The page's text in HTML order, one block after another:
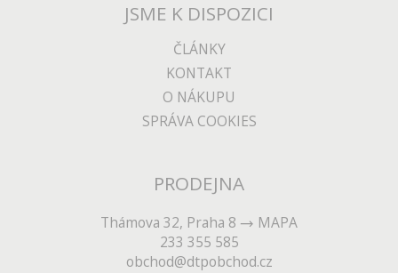
JSME K DISPOZICI
ČLÁNKY
KONTAKT
O NÁKUPU
SPRÁVA COOKIES
PRODEJNA
Thámova 32, Praha 8
MAPA
233 355 585
obchod@dtpobchod.cz